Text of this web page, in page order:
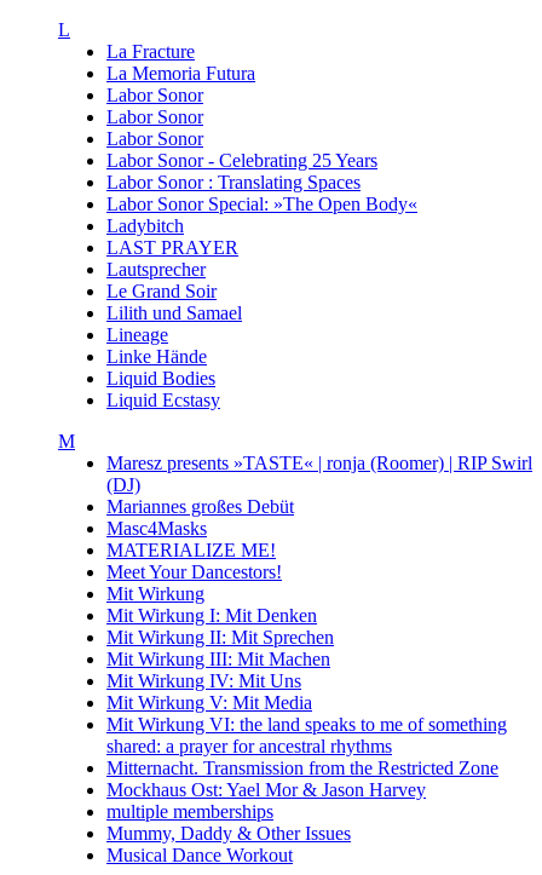
L
La Fracture
La Memoria Futura
Labor Sonor
Labor Sonor
Labor Sonor
Labor Sonor - Celebrating 25 Years
Labor Sonor : Translating Spaces
Labor Sonor Special: »The Open Body«
Ladybitch
LAST PRAYER
Lautsprecher
Le Grand Soir
Lilith und Samael
Lineage
Linke Hände
Liquid Bodies
Liquid Ecstasy
M
Maresz presents »TASTE« | ronja (Roomer) | RIP Swirl
(DJ)
Mariannes großes Debüt
Masc4Masks
MATERIALIZE ME!
Meet Your Dancestors!
Mit Wirkung
Mit Wirkung I: Mit Denken
Mit Wirkung II: Mit Sprechen
Mit Wirkung III: Mit Machen
Mit Wirkung IV: Mit Uns
Mit Wirkung V: Mit Media
Mit Wirkung VI: the land speaks to me of something
shared: a prayer for ancestral rhythms
Mitternacht. Transmission from the Restricted Zone
Mockhaus Ost: Yael Mor & Jason Harvey
multiple memberships
Mummy, Daddy & Other Issues
Musical Dance Workout